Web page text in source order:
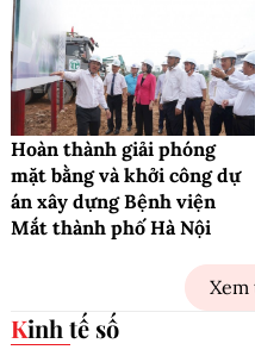
Hoàn thành giải phóng
mặt bằng và khởi công dự
án xây dựng Bệnh viện
Mắt thành phố Hà Nội
Kinh tế số